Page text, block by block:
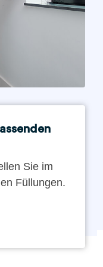
Sie im
Füllungen.